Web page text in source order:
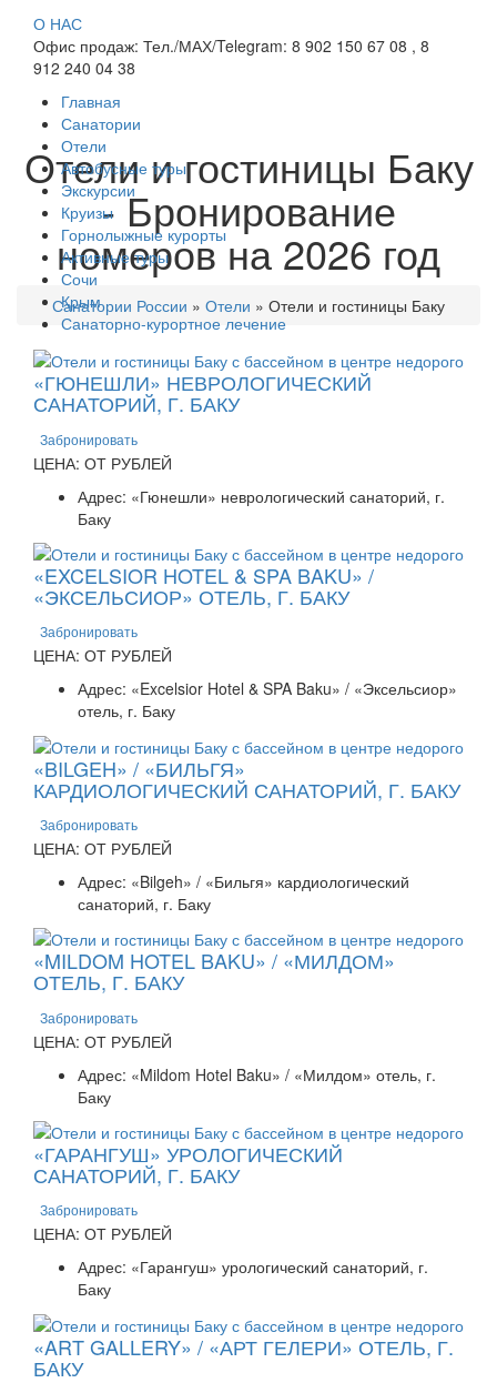
О НАС
Офис продаж: Тел./МАХ/Telegram: 8 902 150 67 08 , 8
912 240 04 38
Главная
Санатории
Отели
Автобусные туры
Экскурсии
Круизы
Горнолыжные курорты
Активные туры
Сочи
Крым
Санаторно-курортное лечение
Отели и гостиницы Баку
- Бронирование
номеров на 2026 год
Санатории России » Отели » Отели и гостиницы Баку
«ГЮНЕШЛИ» НЕВРОЛОГИЧЕСКИЙ
САНАТОРИЙ, Г. БАКУ
Забронировать
ЦЕНА: ОТ РУБЛЕЙ
Адрес: «Гюнешли» неврологический санаторий, г.
Баку
«EXCELSIOR HOTEL & SPA BAKU» /
«ЭКСЕЛЬСИОР» ОТЕЛЬ, Г. БАКУ
Забронировать
ЦЕНА: ОТ РУБЛЕЙ
Адрес: «Excelsior Hotel & SPA Baku» / «Эксельсиор»
отель, г. Баку
«BILGEH» / «БИЛЬГЯ»
КАРДИОЛОГИЧЕСКИЙ САНАТОРИЙ, Г. БАКУ
Забронировать
ЦЕНА: ОТ РУБЛЕЙ
Адрес: «Bilgeh» / «Бильгя» кардиологический
санаторий, г. Баку
«MILDOM HOTEL BAKU» / «МИЛДОМ»
ОТЕЛЬ, Г. БАКУ
Забронировать
ЦЕНА: ОТ РУБЛЕЙ
Адрес: «Mildom Hotel Baku» / «Милдом» отель, г.
Баку
«ГАРАНГУШ» УРОЛОГИЧЕСКИЙ
САНАТОРИЙ, Г. БАКУ
Забронировать
ЦЕНА: ОТ РУБЛЕЙ
Адрес: «Гарангуш» урологический санаторий, г.
Баку
«ART GALLERY» / «АРТ ГЕЛЕРИ» ОТЕЛЬ, Г.
БАКУ